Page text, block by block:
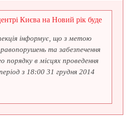
Києва на Новий рік буде
інформує, що з метою
та забезпечення
порядку в місцях проведення
з 18:00 31 грудня 2014